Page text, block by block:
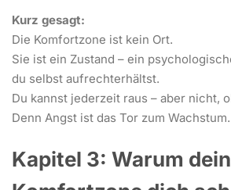
Kurz gesagt:
Die Komfortzone ist kein Ort.
Sie ist ein Zustand – ein
du selbst aufrechterhältst.
Du kannst jederzeit raus – aber nicht,
Denn Angst ist das Tor zum Wachstum.
Kapitel 3: Warum